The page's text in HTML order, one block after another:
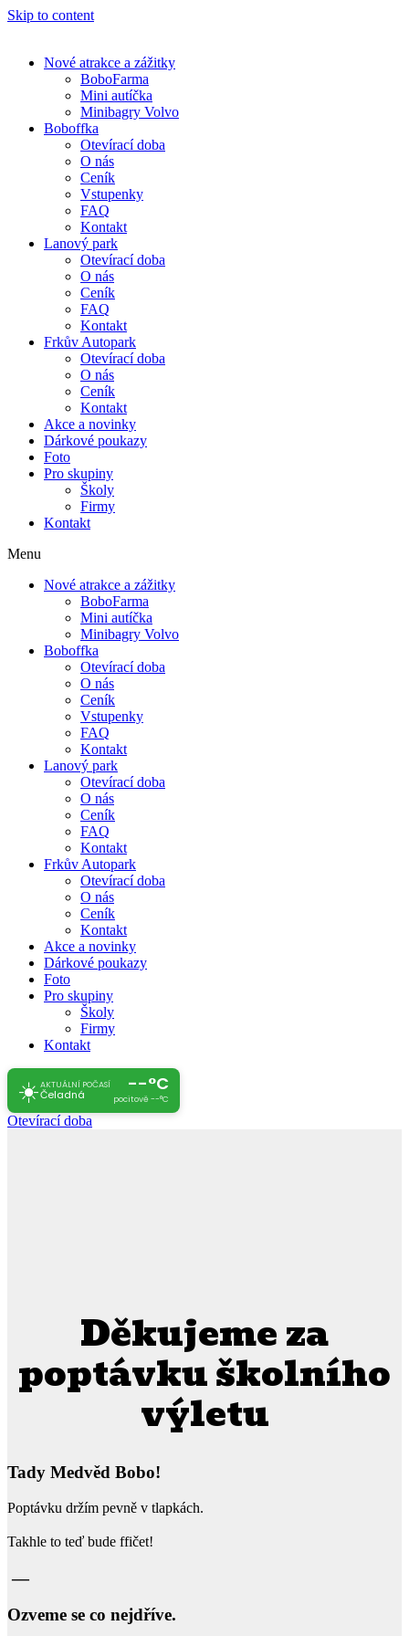
Skip to content
Nové atrakce a zážitky
BoboFarma
Mini autíčka
Minibagry Volvo
Boboffka
Otevírací doba
O nás
Ceník
Vstupenky
FAQ
Kontakt
Lanový park
Otevírací doba
O nás
Ceník
FAQ
Kontakt
Frkův Autopark
Otevírací doba
O nás
Ceník
Kontakt
Akce a novinky
Dárkové poukazy
Foto
Pro skupiny
Školy
Firmy
Kontakt
Menu
Nové atrakce a zážitky
BoboFarma
Mini autíčka
Minibagry Volvo
Boboffka
Otevírací doba
O nás
Ceník
Vstupenky
FAQ
Kontakt
Lanový park
Otevírací doba
O nás
Ceník
FAQ
Kontakt
Frkův Autopark
Otevírací doba
O nás
Ceník
Kontakt
Akce a novinky
Dárkové poukazy
Foto
Pro skupiny
Školy
Firmy
Kontakt
☀️AKTUÁLNÍ POČASÍ
Čeladná --°C
pocitově --°C
Otevírací doba
Děkujeme za
poptávku školního
výletu
Tady Medvěd Bobo!
Poptávku držím pevně v tlapkách.
Takhle to teď bude ffičet!
—
Ozveme se co nejdříve.